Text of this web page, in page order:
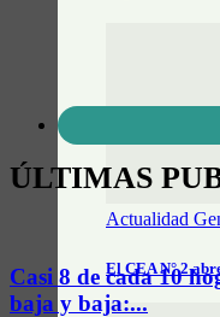
Actualidad
El CEA N° 2
ÚLTIMAS
Casi 8 de cada 10
baja y baja:...